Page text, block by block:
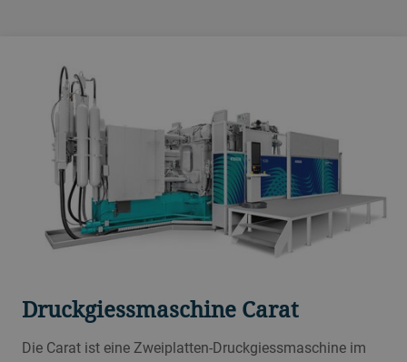
Druckgiessmaschine Carat
Die Carat ist eine Zweiplatten-Druckgiessmaschine im